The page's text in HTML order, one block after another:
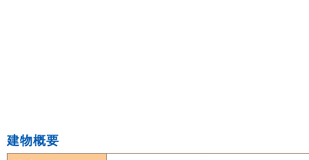
建物概要